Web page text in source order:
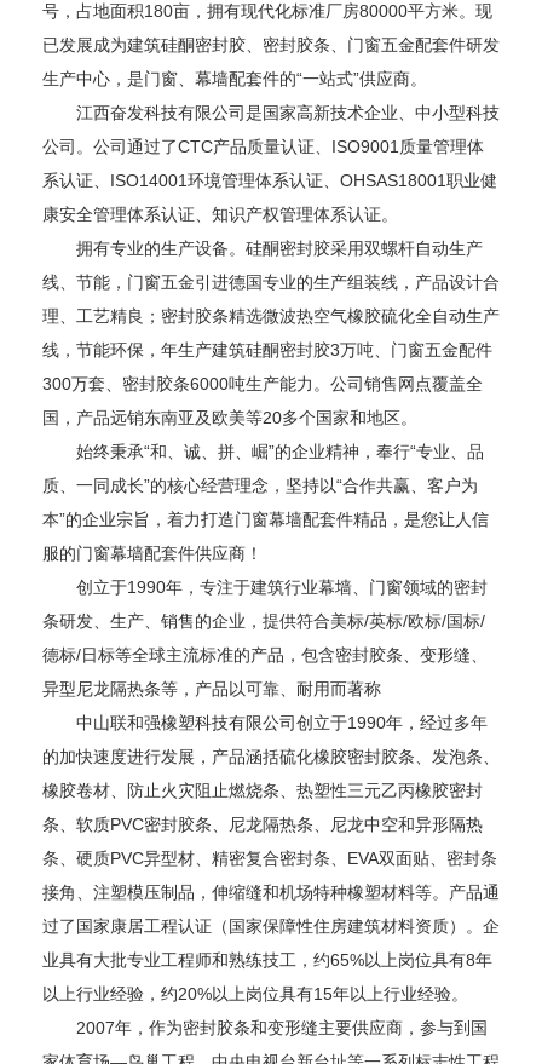
号，占地面积180亩，拥有现代化标准厂房80000平方米。现
已发展成为建筑硅酮密封胶、密封胶条、门窗五金配套件研发
生产中心，是门窗、幕墙配套件的“一站式”供应商。
江西奋发科技有限公司是国家高新技术企业、中小型科技
公司。公司通过了CTC产品质量认证、ISO9001质量管理体
系认证、ISO14001环境管理体系认证、OHSAS18001职业健
康安全管理体系认证、知识产权管理体系认证。
拥有专业的生产设备。硅酮密封胶采用双螺杆自动生产
线、节能，门窗五金引进德国专业的生产组装线，产品设计合
理、工艺精良；密封胶条精选微波热空气橡胶硫化全自动生产
线，节能环保，年生产建筑硅酮密封胶3万吨、门窗五金配件
300万套、密封胶条6000吨生产能力。公司销售网点覆盖全
国，产品远销东南亚及欧美等20多个国家和地区。
始终秉承“和、诚、拼、崛”的企业精神，奉行“专业、品
质、一同成长”的核心经营理念，坚持以“合作共赢、客户为
本”的企业宗旨，着力打造门窗幕墙配套件精品，是您让人信
服的门窗幕墙配套件供应商！
创立于1990年，专注于建筑行业幕墙、门窗领域的密封
条研发、生产、销售的企业，提供符合美标/英标/欧标/国标/
德标/日标等全球主流标准的产品，包含密封胶条、变形缝、
异型尼龙隔热条等，产品以可靠、耐用而著称
中山联和强橡塑科技有限公司创立于1990年，经过多年
的加快速度进行发展，产品涵括硫化橡胶密封胶条、发泡条、
橡胶卷材、防止火灾阻止燃烧条、热塑性三元乙丙橡胶密封
条、软质PVC密封胶条、尼龙隔热条、尼龙中空和异形隔热
条、硬质PVC异型材、精密复合密封条、EVA双面贴、密封条
接角、注塑模压制品，伸缩缝和机场特种橡塑材料等。产品通
过了国家康居工程认证（国家保障性住房建筑材料资质）。企
业具有大批专业工程师和熟练技工，约65%以上岗位具有8年
以上行业经验，约20%以上岗位具有15年以上行业经验。
2007年，作为密封胶条和变形缝主要供应商，参与到国